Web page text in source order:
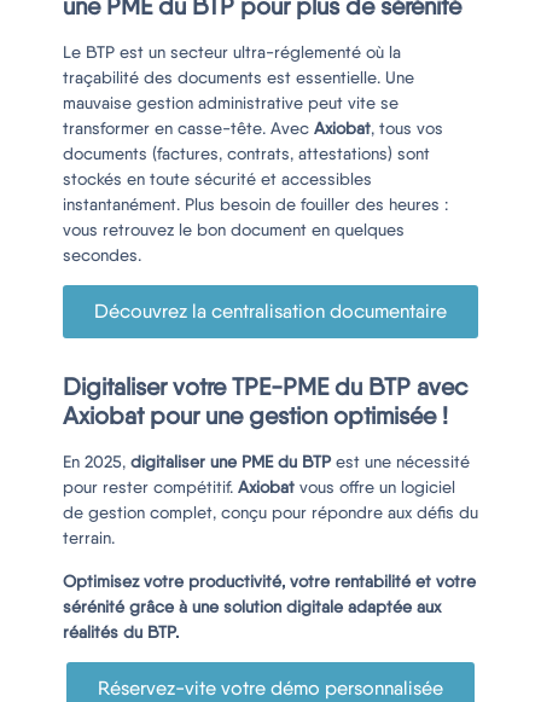
une PME du BTP pour plus de sérénité
Le BTP est un secteur ultra-réglementé où la
traçabilité des documents est essentielle. Une
mauvaise gestion administrative peut vite se
transformer en casse-tête. Avec Axiobat, tous vos
documents (factures, contrats, attestations) sont
stockés en toute sécurité et accessibles
instantanément. Plus besoin de fouiller des heures :
vous retrouvez le bon document en quelques
secondes.
Découvrez la centralisation documentaire
Digitaliser votre TPE-PME du BTP avec
Axiobat pour une gestion optimisée !
En 2025, digitaliser une PME du BTPest une nécessité
pour rester compétitif. Axiobatvous offre un logiciel
de gestion complet, conçu pour répondre aux défis du
terrain.
Optimisez votre productivité, votre rentabilité et votre
sérénité grâce à une solution digitale adaptée aux
réalités du BTP.
Réservez-vite votre démo personnalisée